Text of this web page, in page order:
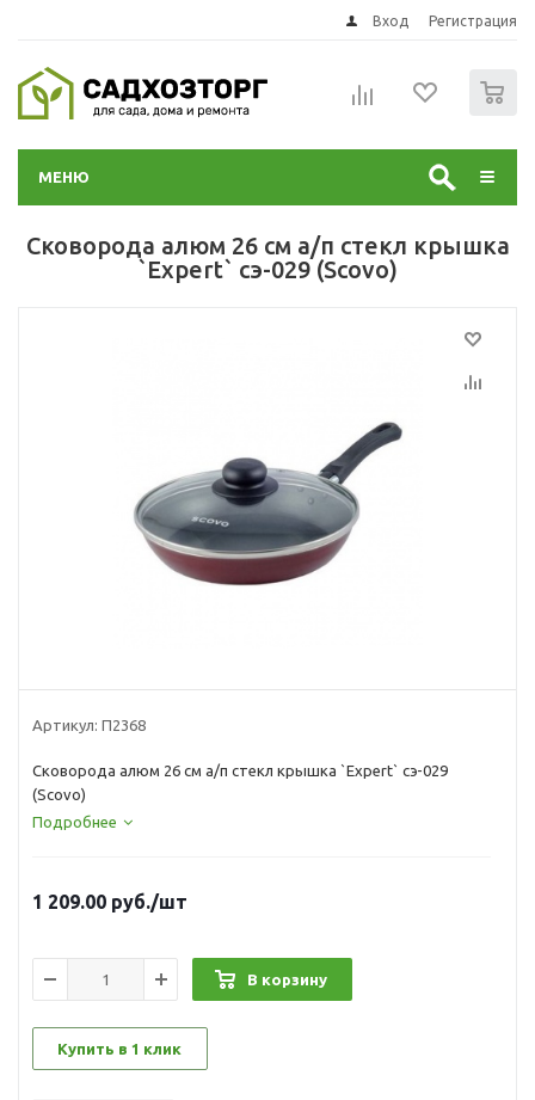
Вход Регистрация
МЕНЮ
Сковорода алюм 26 см а/п стекл крышка
`Expert` сэ-029 (Scovo)
Артикул: П2368
Сковорода алюм 26 см а/п стекл крышка `Expert` сэ-029
(Scovo)
Подробнее
1 209.00 руб./шт
В корзину
Купить в 1 клик